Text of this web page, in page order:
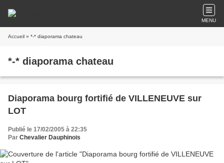
MENU
Accueil » *-* diaporama chateau
*-* diaporama chateau
Diaporama bourg fortifié de VILLENEUVE sur
LOT
Publié le 17/02/2005 à 22:35
Par Chevalier Dauphinois